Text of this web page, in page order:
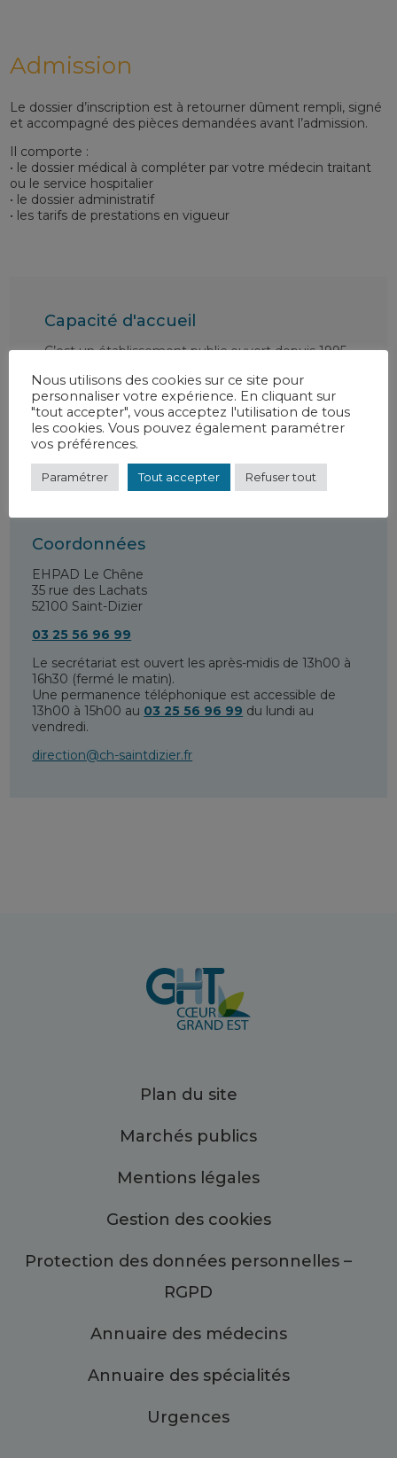
Admission
Le dossier d’inscription est à retourner dûment rempli, signé
et accompagné des pièces demandées avant l’admission.
Il comporte :
• le dossier médical à compléter par votre médecin traitant
ou le service hospitalier
• le dossier administratif
• les tarifs de prestations en vigueur
Capacité d'accueil
C’est un établissement public ouvert depuis 1995.
hébergement permanent et de 4 places en
hébergement temporaire.
Coordonnées
EHPAD Le Chêne
35 rue des Lachats
52100 Saint-Dizier
03 25 56 96 99
Le secrétariat est ouvert les après-midis de 13h00 à
16h30 (fermé le matin).
Une permanence téléphonique est accessible de
13h00 à 15h00 au 03 25 56 96 99 du lundi au
vendredi.
direction@ch-saintdizier.fr
Plan du site
Marchés publics
Mentions légales
Gestion des cookies
Protection des données personnelles –
RGPD
Annuaire des médecins
Annuaire des spécialités
Urgences
Nous utilisons des cookies sur ce site pour
personnaliser votre expérience. En cliquant sur
"tout accepter", vous acceptez l'utilisation de tous
les cookies. Vous pouvez également paramétrer
vos préférences.
Paramétrer Tout accepter Refuser tout